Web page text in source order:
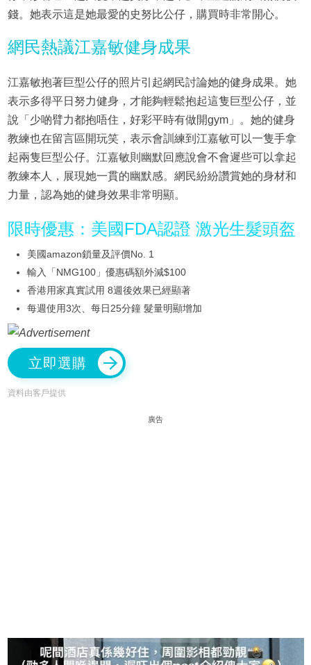
錢。她表示這是她最愛的史努比公仔，購買時非常開心。
網民熱議江嘉敏健身成果
江嘉敏抱著巨型公仔的照片引起網民討論她的健身成果。她
表示多得平日努力健身，才能夠輕鬆抱起這隻巨型公仔，並
說「少啲臂力都抱唔住，好彩平時有做開gym」。她的健身
教練也在留言區開玩笑，表示會訓練到江嘉敏可以一隻手拿
起兩隻巨型公仔。江嘉敏則幽默回應說會不會遲些可以拿起
教練本人，展現她一貫的幽默感。網民紛紛讚賞她的身材和
力量，認為她的健身效果非常明顯。
限時優惠：美國FDA認證 激光生髮頭盔
美國amazon鎖量及評價No. 1
輸入「NMG100」優惠碼額外減$100
香港用家真實試用 8週後效果已經顯著
每週使用3次、每日25分鐘 髮量明顯增加
立即選購
資料由客戶提供
廣告